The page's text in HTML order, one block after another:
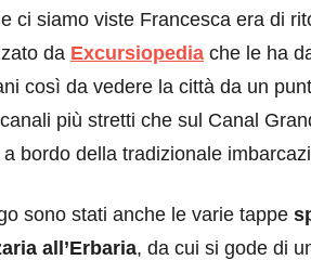
ci siamo viste Francesca era di
da Excursiopedia che le ha
così da vedere la città da un
più stretti che sul Canal
a bordo della tradizionale
sono stati anche le varie tappe
all’Erbaria, da cui si gode di